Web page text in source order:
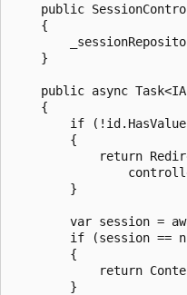
public
    {
    }
public async
    {
if
        {
return
        }
var session =
if (session ==
        {
return
        }